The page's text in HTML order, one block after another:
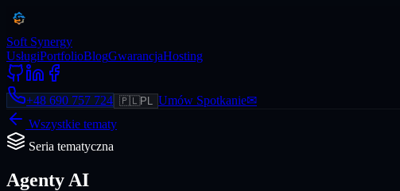
Soft Synergy
UsługiPortfolioBlogGwarancjaHosting
+48 690 757 724 🇵🇱PL Umów Spotkanie✉
Wszystkie tematy
Seria tematyczna
Agenty AI